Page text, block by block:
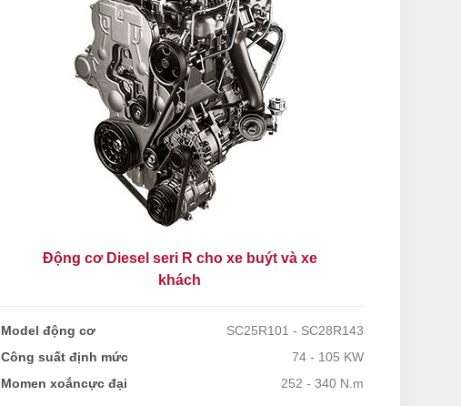
Động cơ Diesel seri R cho xe buýt và xe
khách
Model động cơ
SC25R101 - SC28R143
Công suất định mức
74 - 105 KW
Momen xoắncực đại
252 - 340 N.m